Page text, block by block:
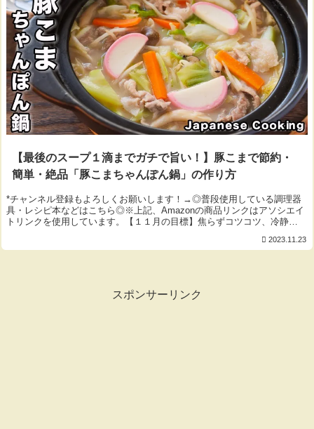
【最後のスープ１滴までガチで旨い！】豚こまで節約・
簡単・絶品「豚こまちゃんぽん鍋」の作り方
*チャンネル登録もよろしくお願いします！→◎普段使用している調理器
具・レシピ本などはこちら◎※上記、Amazonの商品リンクはアソシエイ
トリンクを使用しています。【１１月の目標】焦らずコツコツ、冷静
2023.11.23
スポンサーリンク